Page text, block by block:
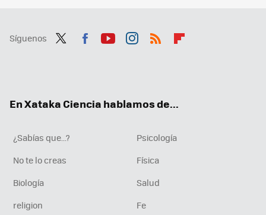
Síguenos
En Xataka Ciencia hablamos de...
¿Sabías que...?
Psicología
No te lo creas
Física
Biología
Salud
religion
Fe